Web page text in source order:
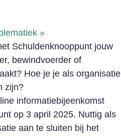
»
Schuldenknooppunt jouw
bewindvoerder of
Hoe je je als organisatie
zijn?
informatiebijeenkomst
op 3 april 2025. Nuttig als
aan te sluiten bij het